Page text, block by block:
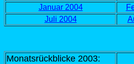
Januar 2004
Juli 2004
Monatsrückblicke 2003: